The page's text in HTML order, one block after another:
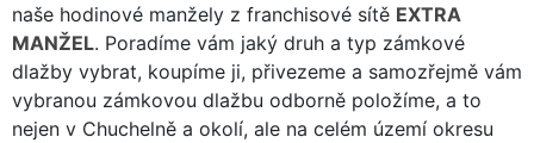
naše hodinové manžely z franchisové sítě EXTRA
MANŽEL. Poradíme vám jaký druh a typ zámkové
dlažby vybrat, koupíme ji, přivezeme a samozřejmě vám
vybranou zámkovou dlažbu odborně položíme, a to
nejen v Chuchelně a okolí, ale na celém území okresu